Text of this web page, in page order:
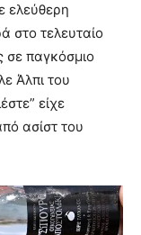
ελεύθερη
στο τελευταίο
σε παγκόσμιο
Άλπι του
είχε
ασίστ του